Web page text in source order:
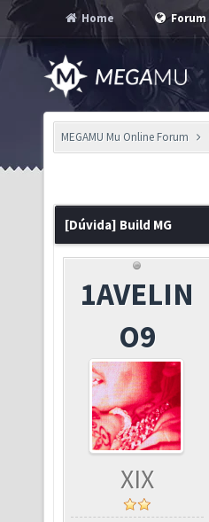
Home Forum
MEGAMU Mu Online Forum
[Dúvida] Build MG
1AVELIN
O9
XIX